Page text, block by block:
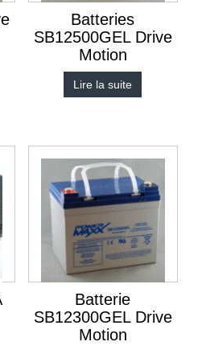
Batteries
SB12500GEL Drive
Motion
Lire la suite
Batterie
SB12300GEL Drive
Motion